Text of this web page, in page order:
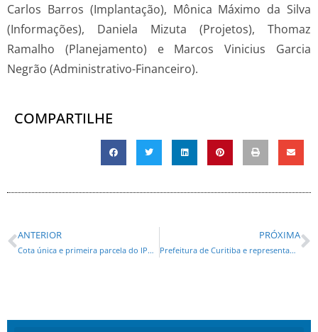
Carlos Barros (Implantação), Mônica Máximo da Silva
(Informações), Daniela Mizuta (Projetos), Thomaz
Ramalho (Planejamento) e Marcos Vinicius Garcia
Negrão (Administrativo-Financeiro).
COMPARTILHE
ANTERIOR
Cota única e primeira parcela do IPVA vencem na próxima semana; veja como pagar
PRÓXIMA
Prefeitura de Curitiba e representantes de blocos se reúnem para garantir o melhor pré-carnaval aos foliões